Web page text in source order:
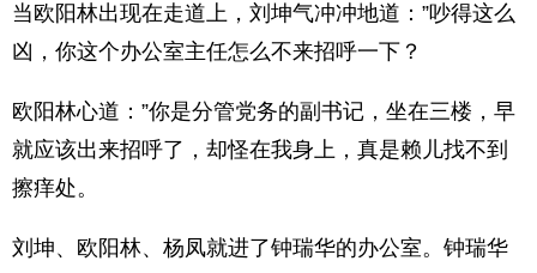
当欧阳林出现在走道上，刘坤气冲冲地道：”吵得这么
凶，你这个办公室主任怎么不来招呼一下？
欧阳林心道：”你是分管党务的副书记，坐在三楼，早
就应该出来招呼了，却怪在我身上，真是赖儿找不到
擦痒处。
刘坤、欧阳林、杨凤就进了钟瑞华的办公室。钟瑞华